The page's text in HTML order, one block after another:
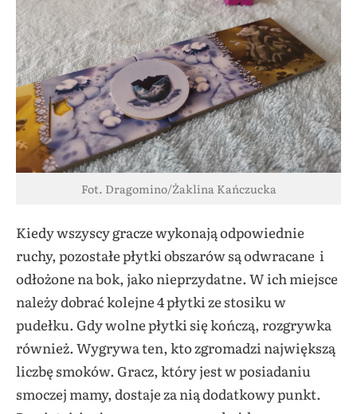
Fot. Dragomino/Żaklina Kańczucka
Kiedy wszyscy gracze wykonają odpowiednie
ruchy, pozostałe płytki obszarów są odwracane i
odłożone na bok, jako nieprzydatne. W ich miejsce
należy dobrać kolejne 4 płytki ze stosiku w
pudełku. Gdy wolne płytki się kończą, rozgrywka
również. Wygrywa ten, kto zgromadzi największą
liczbę smoków. Gracz, który jest w posiadaniu
smoczej mamy, dostaje za nią dodatkowy punkt.